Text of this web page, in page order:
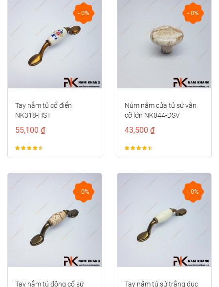
- 0%
Tay nắm tủ cổ điển
NK318-HST
55,100 ₫
- 0%
Núm nắm cửa tủ sứ vân
cỡ lớn NK044-DSV
43,500 ₫
- 0%
Tay nắm tủ đồng cổ sứ
- 0%
Tay nắm tủ sứ trắng đục